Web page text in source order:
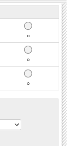
○
○
○